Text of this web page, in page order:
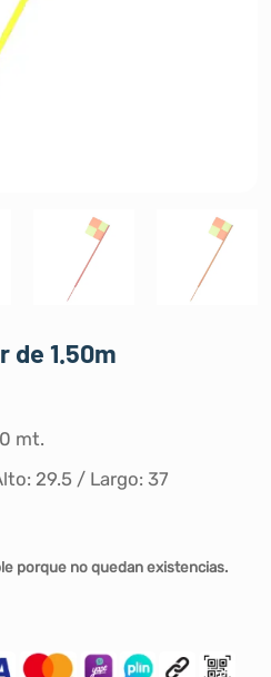
de 1.50m
mt.
29.5 / Largo: 37
porque no quedan existencias.